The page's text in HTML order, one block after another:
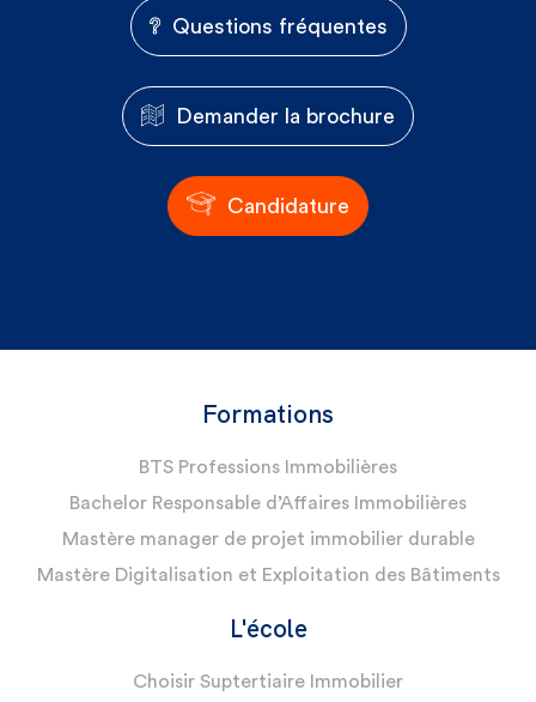
Questions fréquentes
Demander la brochure
Candidature
Formations
BTS Professions Immobilières
Bachelor Responsable d’Affaires Immobilières
Mastère manager de projet immobilier durable
Mastère Digitalisation et Exploitation des Bâtiments
L'école
Choisir Suptertiaire Immobilier